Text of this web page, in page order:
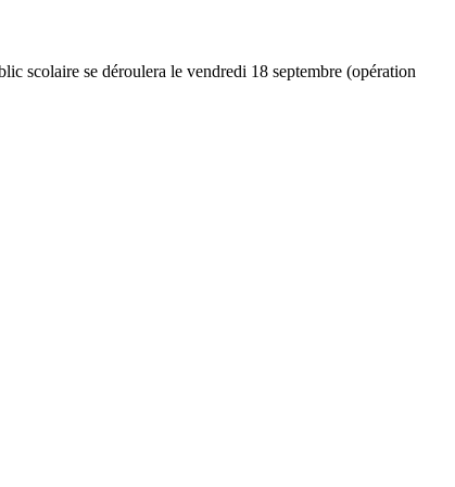
scolaire se déroulera le vendredi 18 septembre (opération